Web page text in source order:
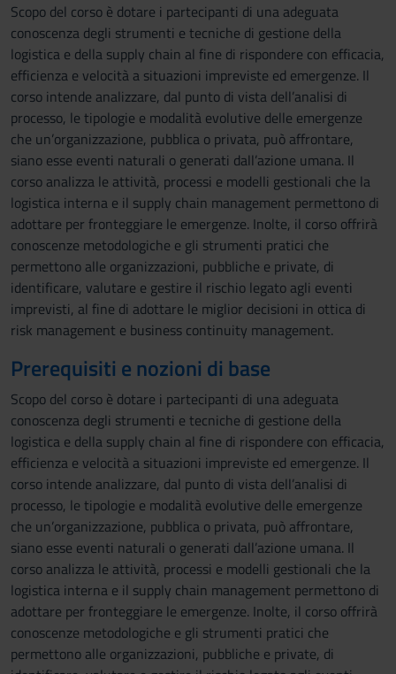
Scopo del corso è dotare i partecipanti di una adeguata
conoscenza degli strumenti e tecniche di gestione della
logistica e della supply chain al fine di rispondere con efficacia,
efficienza e velocità a situazioni impreviste ed emergenze. Il
corso intende analizzare, dal punto di vista dell’analisi di
processo, le tipologie e modalità evolutive delle emergenze
che un’organizzazione, pubblica o privata, può affrontare,
siano esse eventi naturali o generati dall’azione umana. Il
corso analizza le attività, processi e modelli gestionali che la
logistica interna e il supply chain management permettono di
adottare per fronteggiare le emergenze. Inolte, il corso offrirà
conoscenze metodologiche e gli strumenti pratici che
permettono alle organizzazioni, pubbliche e private, di
identificare, valutare e gestire il rischio legato agli eventi
imprevisti, al fine di adottare le miglior decisioni in ottica di
risk management e business continuity management.
Prerequisiti e nozioni di base
Scopo del corso è dotare i partecipanti di una adeguata
conoscenza degli strumenti e tecniche di gestione della
logistica e della supply chain al fine di rispondere con efficacia,
efficienza e velocità a situazioni impreviste ed emergenze. Il
corso intende analizzare, dal punto di vista dell’analisi di
processo, le tipologie e modalità evolutive delle emergenze
che un’organizzazione, pubblica o privata, può affrontare,
siano esse eventi naturali o generati dall’azione umana. Il
corso analizza le attività, processi e modelli gestionali che la
logistica interna e il supply chain management permettono di
adottare per fronteggiare le emergenze. Inolte, il corso offrirà
conoscenze metodologiche e gli strumenti pratici che
permettono alle organizzazioni, pubbliche e private, di